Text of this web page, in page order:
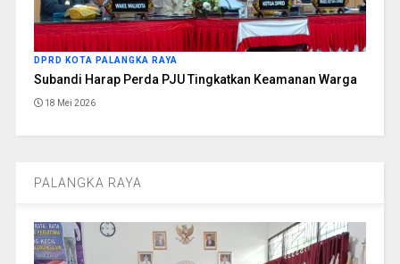
DPRD KOTA PALANGKA RAYA
Subandi Harap Perda PJU Tingkatkan Keamanan Warga
18 Mei 2026
PALANGKA RAYA